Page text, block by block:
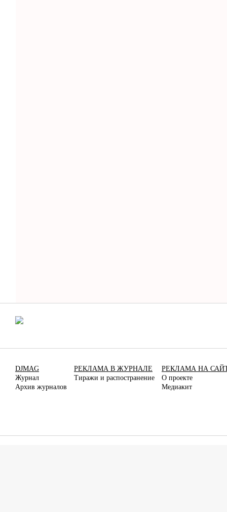
DJMAG
Журнал
Архив журналов
РЕКЛАМА В ЖУРНАЛЕ
Тиражи и распостранение
РЕКЛАМА НА
О проекте
Медиакит